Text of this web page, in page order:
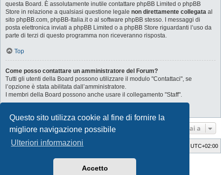
Questo sito utilizza cookie al fine di fornire la
migliore navigazione possibile
Ulteriori informazioni
Accetto
questa Board. È assolutamente inutile contattare phpBB Limited o phpBB
Store in relazione a qualsiasi questione legale non direttamente collegata al
sito phpBB.com, phpBB-Italia.it o al software phpBB stesso. I messaggi di
posta elettronica inviati a phpBB Limited o a phpBB Store riguardanti l’uso da
parte di terzi di questo programma non riceveranno risposta.
Top
Come posso contattare un amministratore del Forum?
Tutti gli utenti della Board possono utilizzare il modulo "Contattaci", se
l’opzione è stata abilitata dall’amministratore.
I membri della Board possono anche usare il collegamento "Staff".
Vai a
Indice UTC+02:00
GTA game
phpBB® Forum Software © phpBB Limited